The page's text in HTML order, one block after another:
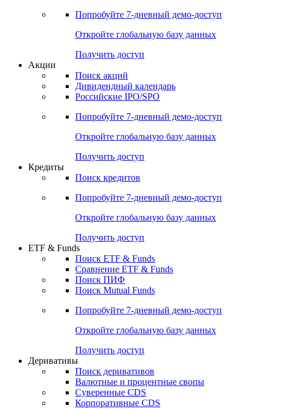
Попробуйте 7-дневный демо-доступ
Откройте глобальную базу данных
Получить доступ
Акции
Поиск акций
Дивидендный календарь
Российские IPO/SPO
Попробуйте 7-дневный демо-доступ
Откройте глобальную базу данных
Получить доступ
Кредиты
Поиск кредитов
Попробуйте 7-дневный демо-доступ
Откройте глобальную базу данных
Получить доступ
ETF & Funds
Поиск ETF & Funds
Сравнение ETF & Funds
Поиск ПИФ
Поиск Mutual Funds
Попробуйте 7-дневный демо-доступ
Откройте глобальную базу данных
Получить доступ
Деривативы
Поиск деривативов
Валютные и процентные свопы
Суверенные CDS
Корпоративные CDS